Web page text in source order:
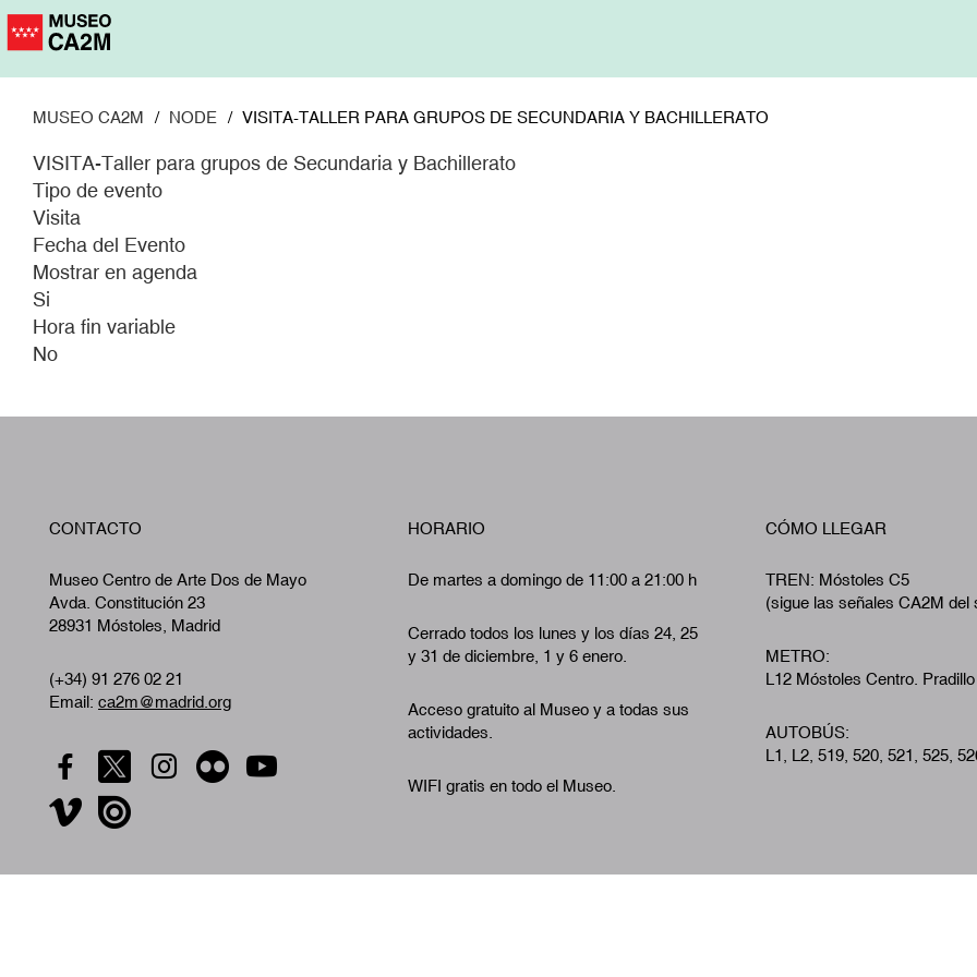
Pasar
MUSEO CA2M NODE VISITA-TALLER PARA GRUPOS DE SECUNDARIA Y BACHILLERATO
VISITA-Taller para grupos de Secundaria y Bachillerato
Tipo de evento
Visita
Fecha del Evento
Mostrar en agenda
Si
Hora fin variable
No
CONTACTO
Museo Centro de Arte Dos de Mayo
Avda. Constitución 23
28931 Móstoles, Madrid
(+34) 91 276 02 21
Email: ca2m@madrid.org
HORARIO
De martes a domingo de 11:00 a 21:00 h
Cerrado todos los lunes y los días 24, 25
y 31 de diciembre, 1 y 6 enero.
Acceso gratuito al Museo y a todas sus
actividades.
WIFI gratis en todo el Museo.
CÓMO LLEGAR
TREN: Móstoles C5
(sigue las señales CA2M del
METRO:
L12 Móstoles Centro. Pradillo
AUTOBÚS:
L1, L2, 519, 520, 521, 525,